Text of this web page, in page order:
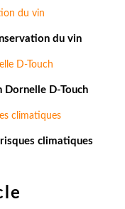
du vin
Dornelle D-Touch
climatiques